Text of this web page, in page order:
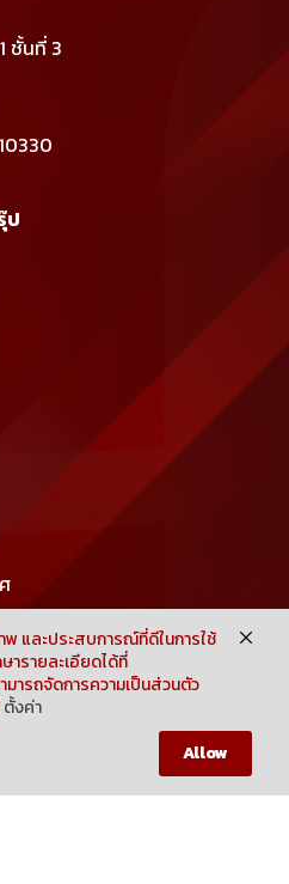
ชั้นที่ 3
ป
PROJECT H GROUP CO.,LTD.
และประสบการณ์ที่ดีในการใช้
รายละเอียดได้ที่
มารถจัดการความเป็นส่วนตัว
ตั้งค่า
Allow
MEMBER